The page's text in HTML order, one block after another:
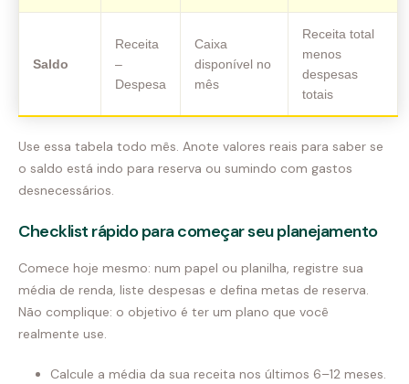
Saldo
Receita
–
Despesa
Caixa
disponível no
mês
Receita total
menos
despesas
totais
Use essa tabela todo mês. Anote valores reais para saber se
o saldo está indo para reserva ou sumindo com gastos
desnecessários.
Checklist rápido para começar seu planejamento
Comece hoje mesmo: num papel ou planilha, registre sua
média de renda, liste despesas e defina metas de reserva.
Não complique: o objetivo é ter um plano que você
realmente use.
Calcule a média da sua receita nos últimos 6–12 meses.